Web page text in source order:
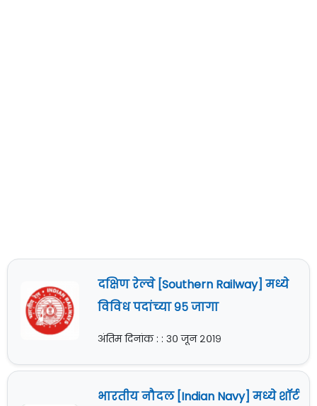
दक्षिण रेल्वे [Southern Railway] मध्ये
विविध पदांच्या ९५ जागा
अंतिम दिनांक : : ३० जून २०१९
भारतीय नौदल [Indian Navy] मध्ये शॉर्ट